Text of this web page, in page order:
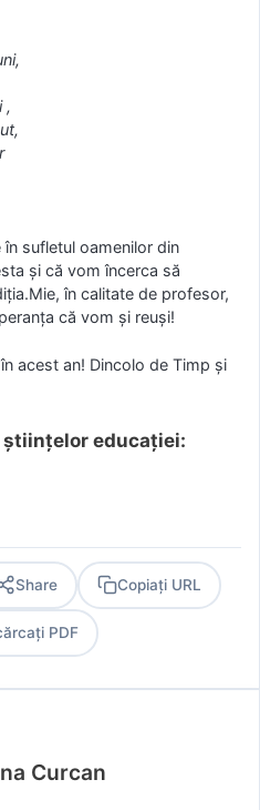
,
sufletul oamenilor din
și că vom încerca să
în calitate de profesor,
că vom și reuși!
acest an! Dincolo de Timp și
educației:
Share Copiați URL
PDF
Curcan